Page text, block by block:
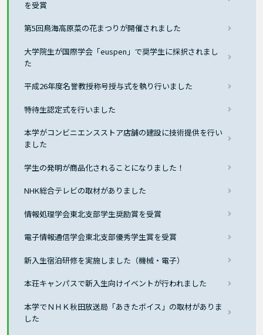
を受賞
第5回鳥海高原菜の花まつりが開催されました
大学院生が国際学会「euspen」で奨学生に採択されまし
た
平成26年度名誉教授称号授与式を執り行いました
特待生認定式を行いました
本学がコンビニエンスストア店舗の建設に技術提供を行い
ました
学生の発明が商品化されることになりました！
NHK総合テレビの取材がありました
情報処理学会東北支部学生奨励賞を受賞
電子情報通信学会東北支部優秀学生賞を受賞
新入生宿泊研修を実施しました（機械・電子）
本荘キャンパスで新入生向けイベントが行われました
本学でＮＨＫ秋田放送局「あきたボイス」の取材がありま
した